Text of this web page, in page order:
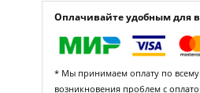
Оплачивайте удобным для
* Мы принимаем оплату по всему
возникновения проблем с